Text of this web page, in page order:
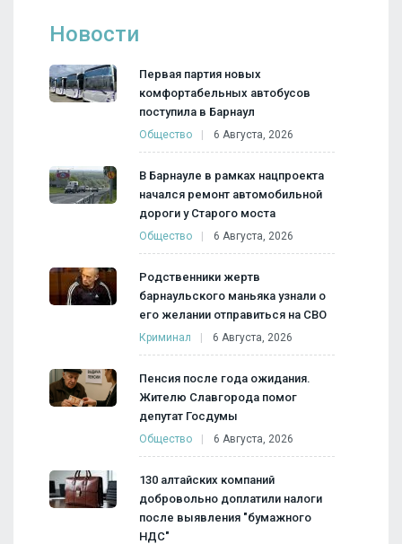
Новости
Первая партия новых
комфортабельных автобусов
поступила в Барнаул
Общество 6 Августа, 2026
В Барнауле в рамках нацпроекта
начался ремонт автомобильной
дороги у Старого моста
Общество 6 Августа, 2026
Родственники жертв
барнаульского маньяка узнали о
его желании отправиться на СВО
Криминал 6 Августа, 2026
Пенсия после года ожидания.
Жителю Славгорода помог
депутат Госдумы
Общество 6 Августа, 2026
130 алтайских компаний
добровольно доплатили налоги
после выявления "бумажного
НДС"